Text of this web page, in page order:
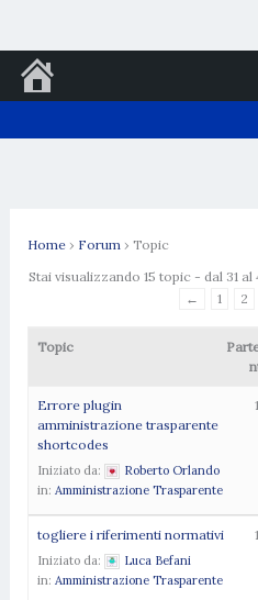
al
Home › Forum › Topic
Stai visualizzando 15 topic - dal 31 al
←
1 2
Topic
Errore plugin
amministrazione trasparente
shortcodes
Iniziato da:
Roberto Orlando
in: Amministrazione Trasparente
1
togliere i riferimenti normativi
Iniziato da:
Luca Befani
in: Amministrazione Trasparente
1